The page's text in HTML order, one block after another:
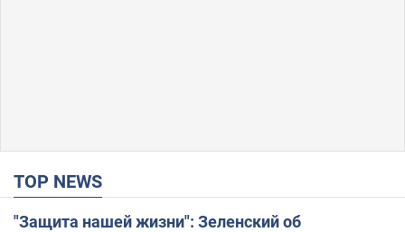
TOP NEWS
"Защита нашей жизни": Зеленский об